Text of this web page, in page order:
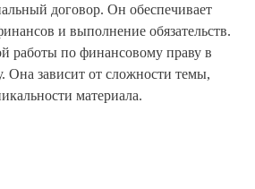
договор. Он обеспечивает
и выполнение обязательств.
работы по финансовому праву в
Она зависит от сложности темы,
материала.